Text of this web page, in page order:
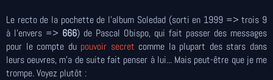
Le recto de la pochette de l’album Soledad (sorti en 1999 => trois 9
à l'envers => 666) de Pascal Obispo, qui fait passer des messages
pour le compte du pouvoir secret comme la plupart des stars dans
leurs oeuvres, m'a de suite fait penser à lui... Mais peut-être que je me
trompe. Voyez plutôt :